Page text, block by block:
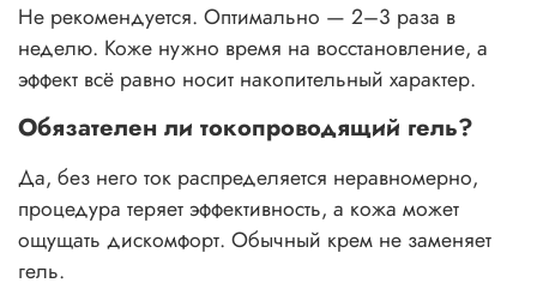
Не рекомендуется. Оптимально — 2–3 раза в
неделю. Коже нужно время на восстановление, а
эффект всё равно носит накопительный характер.
Обязателен ли токопроводящий гель?
Да, без него ток распределяется неравномерно,
процедура теряет эффективность, а кожа может
ощущать дискомфорт. Обычный крем не заменяет
гель.